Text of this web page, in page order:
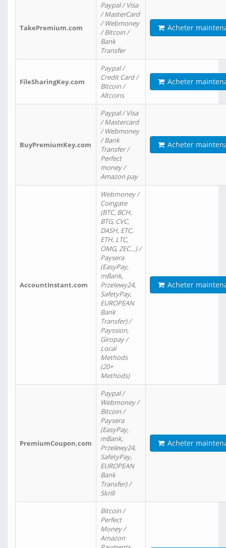
TakePremium.com
Paypal / Visa
/ MasterCard
/ Webmoney
/ Bitcoin /
Bank
Transfer
Acheter
FileSharingKey.com
Paypal /
Credit Card /
Bitcoin /
Altcoins
Acheter
BuyPremiumKey.com
Paypal / Visa
/ Mastercard
/ Webmoney
/ Bank
Transfer /
Perfect
money /
Amazon pay
Acheter
AccountInstant.com
Webmoney /
Coingate
(BTC, BCH,
BTG, CVC,
DASH, ETC,
ETH, LTC,
OMG, ZEC…) /
Paysera
(EasyPay,
mBank,
Przelewy24,
SafetyPay,
EUROPEAN
Bank
Transfer) /
Payssion,
Giropay /
Local
Methods
(20+
Methods)
Acheter
PremiumCoupon.com
Paypal /
Webmoney /
Bitcoin /
Paysera
(EasyPay,
mBank,
Przelewy24,
SafetyPay,
EUROPEAN
Bank
Transfer) /
Skrill
Acheter
Bitcoin /
Perfect
Money /
Amazon